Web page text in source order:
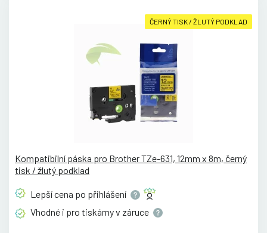
ČERNÝ TISK / ŽLUTÝ PODKLAD
Kompatibilní páska pro Brother TZe-631, 12mm x 8m, černý
tisk / žlutý podklad
Lepší cena po přihlášení
Vhodné i pro tiskárny v záruce